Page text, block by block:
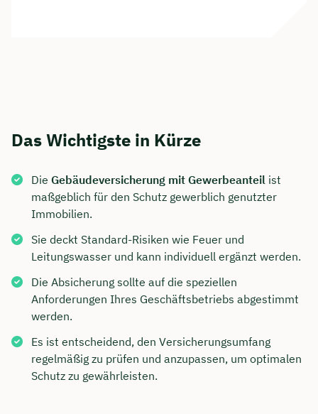
Das Wichtigste in Kürze
Die Gebäudeversicherung mit Gewerbeanteil ist
maßgeblich für den Schutz gewerblich genutzter
Immobilien.
Sie deckt Standard-Risiken wie Feuer und
Leitungswasser und kann individuell ergänzt werden.
Die Absicherung sollte auf die speziellen
Anforderungen Ihres Geschäftsbetriebs abgestimmt
werden.
Es ist entscheidend, den Versicherungsumfang
regelmäßig zu prüfen und anzupassen, um optimalen
Schutz zu gewährleisten.